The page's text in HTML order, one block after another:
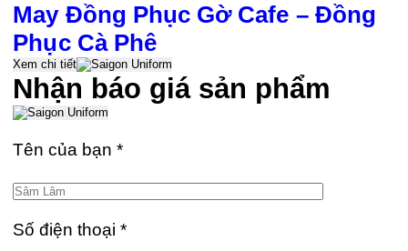
May Đồng Phục Gờ Cafe – Đồng
Phục Cà Phê
Xem chi tiết
Nhận báo giá sản phẩm
Tên của bạn*
Số điện thoại*